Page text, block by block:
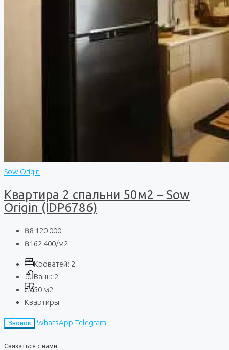
Sow Origin
Квартира 2 спальни 50м2 – Sow
Origin (IDP6786)
฿8 120 000
฿162 400/м2
Кроватей: 2
Ванн: 2
50 м2
Квартиры
Звонок WhatsApp Telegram
Связаться с нами